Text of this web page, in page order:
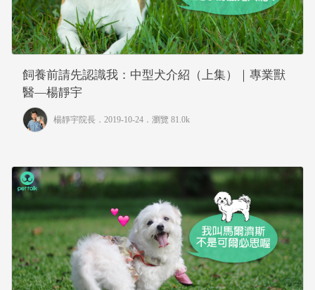
飼養前請先認識我：中型犬介紹（上集）｜專業獸
醫—楊靜宇
楊靜宇院長 ．2019-10-24． 瀏覽 81.0k